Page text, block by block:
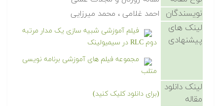
نویسندگان احمد غلامی ، محمد میرزایی
لینک های
پیشنهادی
فیلم آموزشی شبیه سازی یک مدار مرتبه
دوم RLC در سیمیولینک
مجموعه فیلم های آموزشی برنامه نویسی
متلب
لینک دانلود
مقاله
(برای دانلود کلیک کنید)